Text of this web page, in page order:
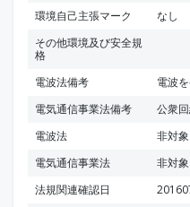
環境自己主張マーク
なし
その他環境及び安全規
格
電波法備考
電波
電気通信事業法備考
公衆
電波法
非対象
電気通信事業法
非対象
法規関連確認日